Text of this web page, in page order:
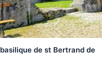
de st Bertrand de